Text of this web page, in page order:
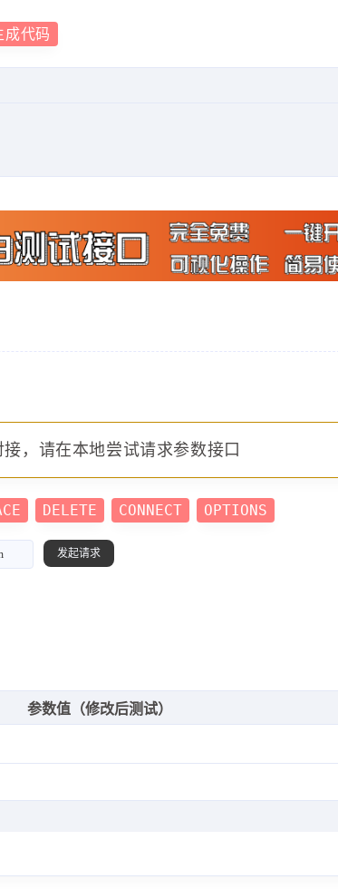
成代码
，请在本地尝试请求参数接口
DELETE CONNECT OPTIONS
参数值（修改后测试）